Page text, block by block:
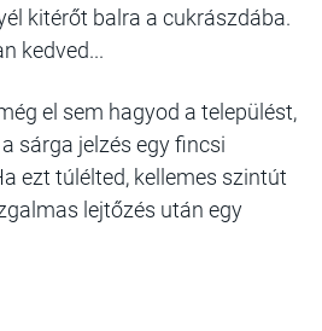
kitérőt balra a cukrászdába.
kedved...
el sem hagyod a települést,
sárga jelzés egy fincsi
ezt túlélted, kellemes szintút
lejtőzés után egy